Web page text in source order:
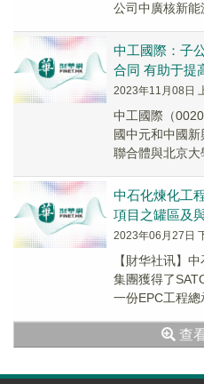
公司中廣核新能
中工國際：子
合同 有助于提
2023年11月08日
中工國際（
國中元和中國
聯合體與北京大
同...
中石化煉化工
項目之罐區及
2023年06月27日
【財华社讯】
集團獲得了
一份EPC工程總
查